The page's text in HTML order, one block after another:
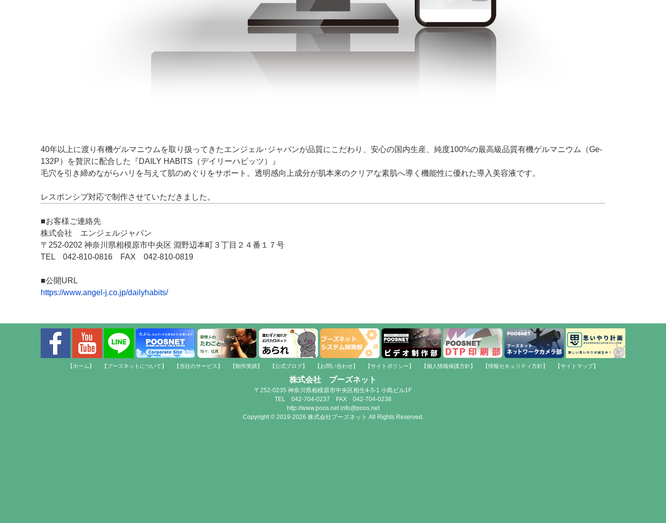
40年以上に渡り有機ゲルマニウムを取り扱ってきたエンジェル･ジャパンが品質にこだわり、安心の国内生産、純度100%の最高級品質有機ゲルマニウム（Ge-
132P）を贅沢に配合した『DAILY HABITS（デイリーハビッツ）』
毛穴を引き締めながらハリを与えて肌のめぐりをサポート。透明感向上成分が肌本来のクリアな素肌へ導く機能性に優れた導入美容液です。
レスポンシブ対応で制作させていただきました。
■お客様ご連絡先
株式会社 エンジェルジャパン
〒252-0202 神奈川県相模原市中央区 淵野辺本町３丁目２４番１７号
TEL 042-810-0816 FAX 042-810-0819
■公開URL
https://www.angel-j.co.jp/dailyhabits/
【ホーム】 【プーズネットについて】 【当社のサービス】 【制作実績】 【公式ブログ】 【お問い合わせ】 【サイトポリシー】 【個人情報保護方針】 【情報セキュリティ方針】 【サイトマップ】
株式会社 プーズネット
〒252-0235 神奈川県相模原市中央区相生4-5-1 小島ビル1F
TEL 042-704-0237 FAX 042-704-0238
http://www.poos.net info@poos.net
Copyright © 2019-2026 株式会社プーズネット All Rights Reserved.